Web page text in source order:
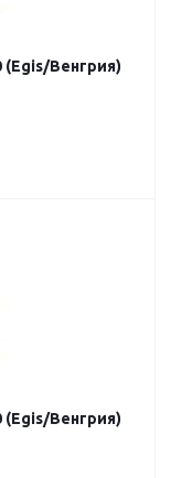
Венгрия)
Венгрия)